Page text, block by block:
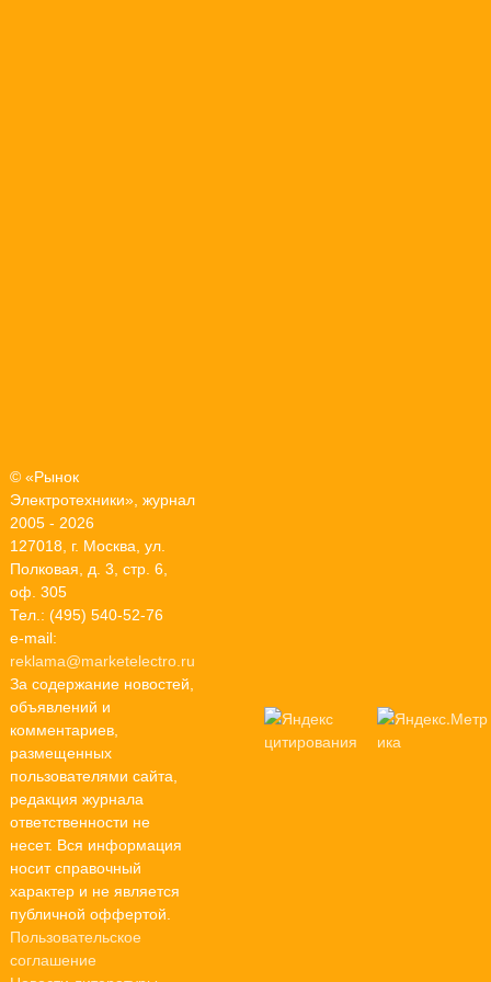
© «Рынок
Электротехники», журнал
2005 - 2026
127018, г. Москва, ул.
Полковая, д. 3, стр. 6,
оф. 305
Тел.: (495) 540-52-76
e-mail:
reklama@marketelectro.ru
За содержание новостей,
объявлений и
комментариев,
размещенных
пользователями сайта,
редакция журнала
ответственности не
несет. Вся информация
носит справочный
характер и не является
публичной оффертой.
Пользовательское
соглашение